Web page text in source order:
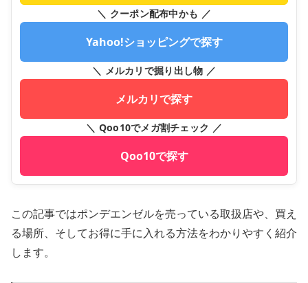
＼ クーポン配布中かも ／
Yahoo!ショッピングで探す
＼ メルカリで掘り出し物 ／
メルカリで探す
＼ Qoo10でメガ割チェック ／
Qoo10で探す
この記事ではポンデエンゼルを売っている取扱店や、買え
る場所、そしてお得に手に入れる方法をわかりやすく紹介
します。